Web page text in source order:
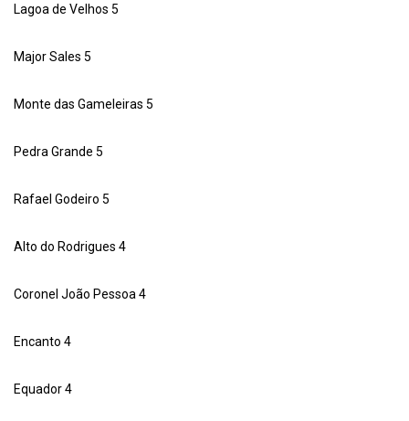
Lagoa de Velhos 5
Major Sales 5
Monte das Gameleiras 5
Pedra Grande 5
Rafael Godeiro 5
Alto do Rodrigues 4
Coronel João Pessoa 4
Encanto 4
Equador 4